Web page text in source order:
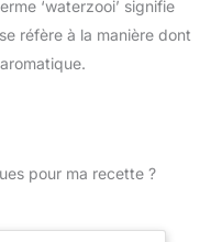
‘waterzooi’ signifie
réfère à la manière dont
pour ma recette ?